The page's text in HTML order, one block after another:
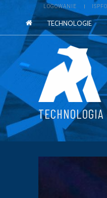
LOGOWANIE
TECHNOLOGIE